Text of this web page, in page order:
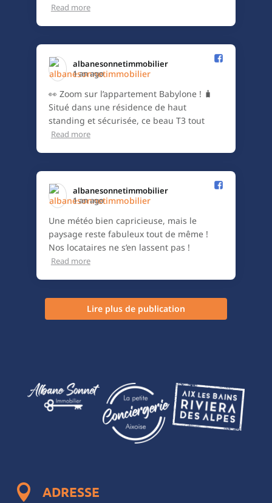
Read more
albanesonnetimmobilier️
1 an ago
👀 Zoom sur l’appartement Babylone ! 🧳
Situé dans une résidence de haut
standing et sécurisée, ce beau T3 tout
Read more
albanesonnetimmobilier️
1 an ago
Une météo bien capricieuse, mais le
paysage reste fabuleux tout de même !
Nos locataires ne s’en lassent pas !
Read more
Lire plus de publication
 ADRESSE